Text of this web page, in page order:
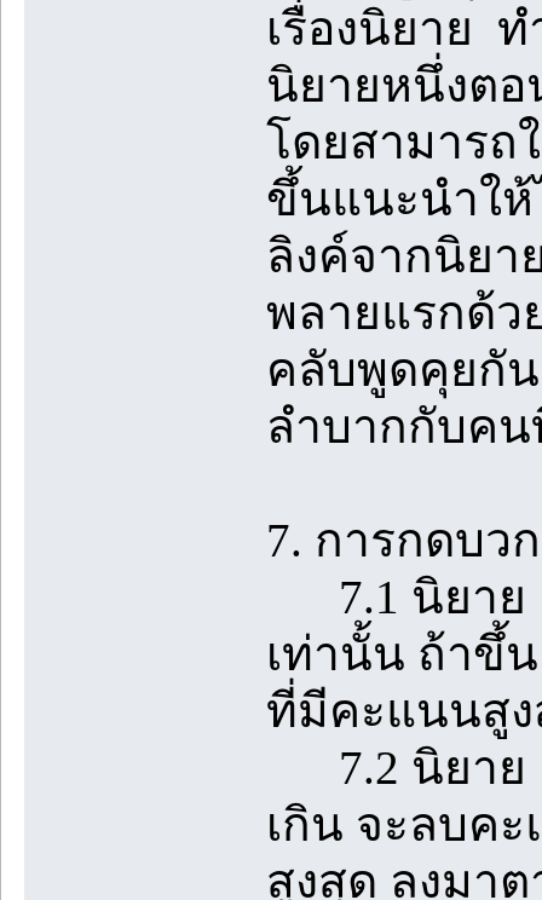
เรื่องนิยาย
นิยายหนึ่งตอ
โดยสามารถ
ขึ้นแนะนำให้
ลิงค์จากนิย
พลายแรกด้ว
คลับพูดคุยกัน
ลำบากกับค
7. การกดบว
7.1 นิยาย
เท่านั้น ถ้าขึ้
ที่มีคะแนนสู
7.2 นิยาย 1
เกิน จะลบค
สูงสุด ลงมา